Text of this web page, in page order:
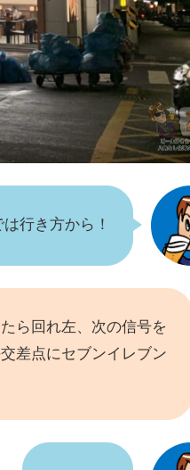
行き方から！
ら回れ左、次の信号を
差点にセブンイレブン